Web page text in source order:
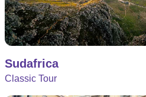
Sudafrica
Classic Tour